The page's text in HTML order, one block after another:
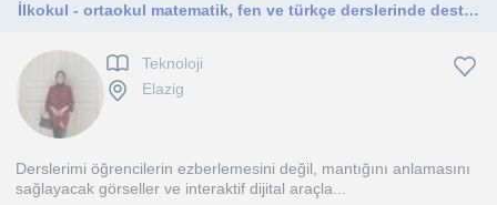
İlkokul - ortaokul matematik, fen ve türkçe derslerinde destek vererek okul başarılarını ve LGS temellerini güçlendiriyorum.
Teknoloji
Elazig
Derslerimi öğrencilerin ezberlemesini değil, mantığını anlamasını
sağlayacak görseller ve interaktif dijital araçla...